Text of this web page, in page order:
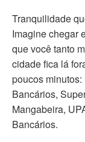
Tranquilidade
Imagine chegar
que você tanto
cidade fica lá
poucos
Bancários,
Mangabeira,
Bancários.